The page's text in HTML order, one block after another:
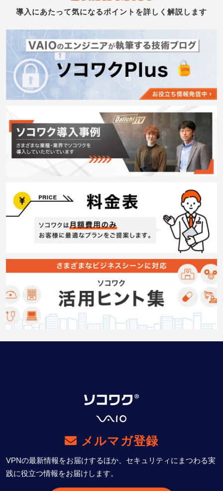
導入にあたって気になるポイントを詳しく解説します
メルマガ登録
VPNの最新情報をお届けするほか、セキュリティにまつわる実
践に役立つ情報をお届けします。